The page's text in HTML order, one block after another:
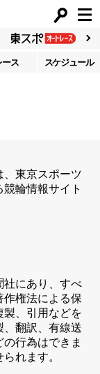
ース スケジュール
、東京スポーツ
輪情報サイト
にあり、すべ
作権法による保
製、引用などを
、翻訳、有線送
行為はできま
れます。